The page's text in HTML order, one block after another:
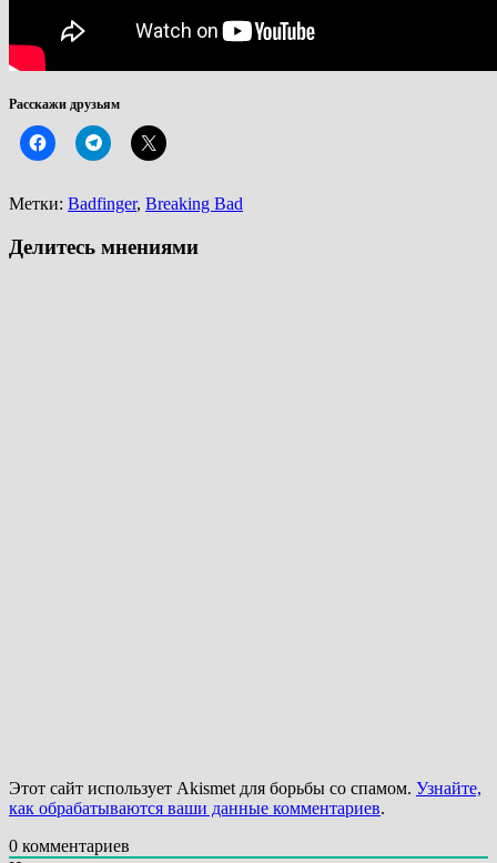
Расскажи друзьям
Метки: Badfinger, Breaking Bad
Делитесь мнениями
Этот сайт использует Akismet для борьбы со спамом. Узнайте,
как обрабатываются ваши данные комментариев.
0 комментариев